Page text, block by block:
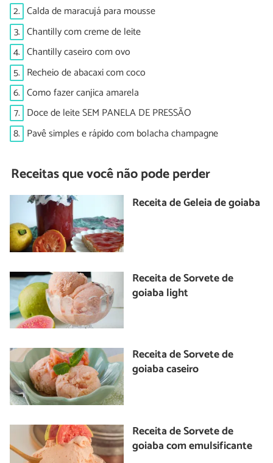
2. Calda de maracujá para mousse
3. Chantilly com creme de leite
4. Chantilly caseiro com ovo
5. Recheio de abacaxi com coco
6. Como fazer canjica amarela
7. Doce de leite SEM PANELA DE PRESSÃO
8. Pavê simples e rápido com bolacha champagne
Receitas que você não pode perder
Receita de Geleia de goiaba
Receita de Sorvete de
goiaba light
Receita de Sorvete de
goiaba caseiro
Receita de Sorvete de
goiaba com emulsificante